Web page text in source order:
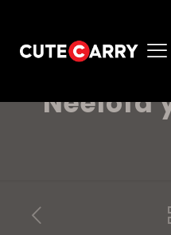
Neelofa